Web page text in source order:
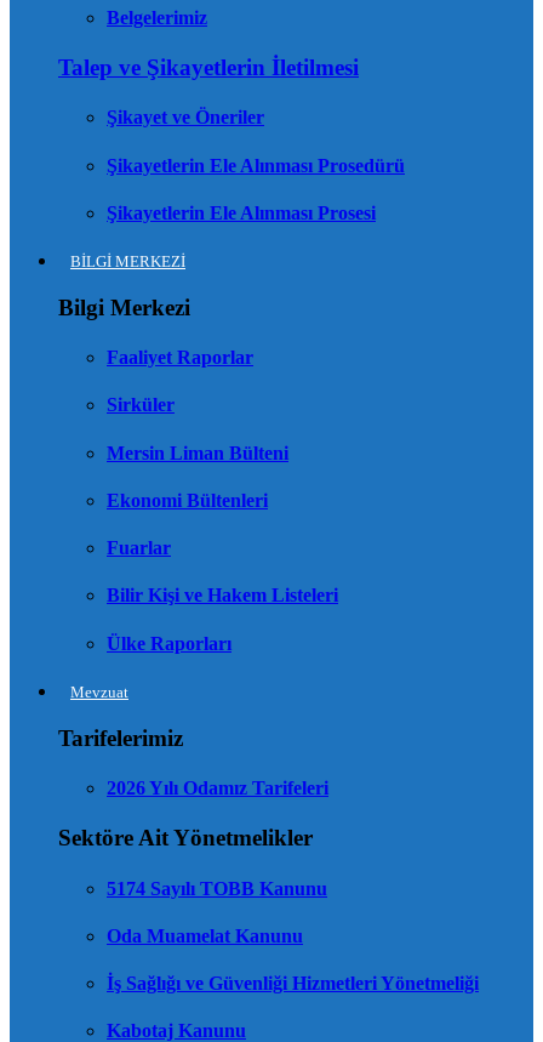
Belgelerimiz
Talep ve Şikayetlerin İletilmesi
Şikayet ve Öneriler
Şikayetlerin Ele Alınması Prosedürü
Şikayetlerin Ele Alınması Prosesi
BİLGİ MERKEZİ
Bilgi Merkezi
Faaliyet Raporlar
Sirküler
Mersin Liman Bülteni
Ekonomi Bültenleri
Fuarlar
Bilir Kişi ve Hakem Listeleri
Ülke Raporları
Mevzuat
Tarifelerimiz
2026 Yılı Odamız Tarifeleri
Sektöre Ait Yönetmelikler
5174 Sayılı TOBB Kanunu
Oda Muamelat Kanunu
İş Sağlığı ve Güvenliği Hizmetleri Yönetmeliği
Kabotaj Kanunu